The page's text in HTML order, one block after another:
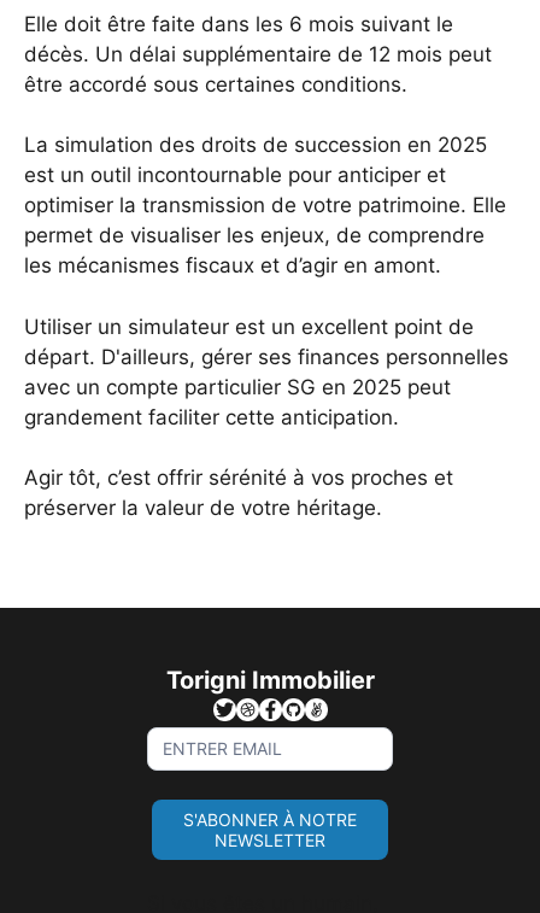
Elle doit être faite dans les 6 mois suivant le
décès. Un délai supplémentaire de 12 mois peut
être accordé sous certaines conditions.
La simulation des droits de succession en 2025
est un outil incontournable pour anticiper et
optimiser la transmission de votre patrimoine. Elle
permet de visualiser les enjeux, de comprendre
les mécanismes fiscaux et d’agir en amont.
Utiliser un simulateur est un excellent point de
départ. D'ailleurs, gérer ses finances personnelles
avec un compte particulier SG en 2025 peut
grandement faciliter cette anticipation.
Agir tôt, c’est offrir sérénité à vos proches et
préserver la valeur de votre héritage.
Torigni Immobilier
Sign
Up
For
Newsletter
S'ABONNER À NOTRE
NEWSLETTER